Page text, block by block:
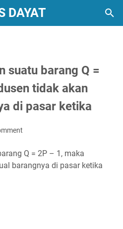
DAYAT
suatu barang Q =
tidak akan
di pasar ketika
Q = 2P – 1, maka
barangnya di pasar ketika